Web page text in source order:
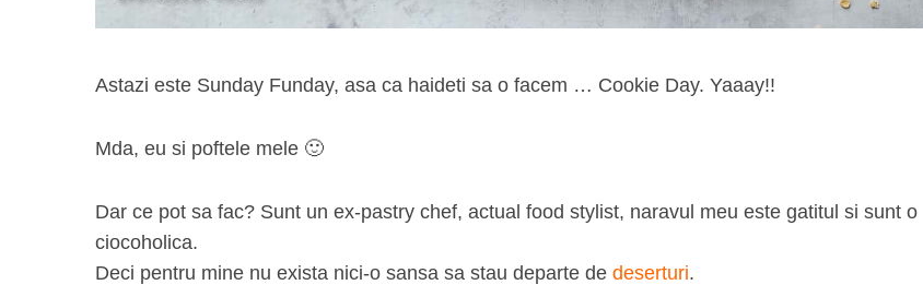
Astazi este Sunday Funday, asa ca haideti sa o facem … Cookie Day. Yaaay!!
Mda, eu si poftele mele 🙂
Dar ce pot sa fac? Sunt un ex-pastry chef, actual food stylist, naravul meu este gatitul si sunt o
ciocoholica.
Deci pentru mine nu exista nici-o sansa sa stau departe de deserturi.